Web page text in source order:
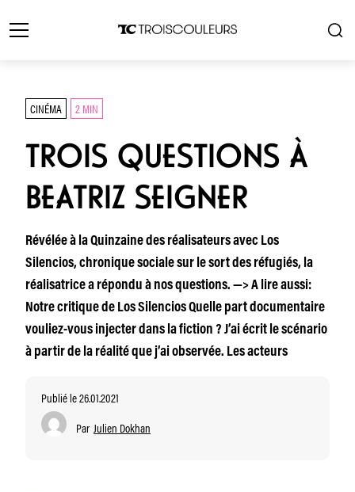
CINÉMA 2 MIN
TROIS QUESTIONS À
BEATRIZ SEIGNER
Révélée à la Quinzaine des réalisateurs avec Los
Silencios, chronique sociale sur le sort des réfugiés, la
réalisatrice a répondu à nos questions. —> A lire aussi:
Notre critique de Los Silencios Quelle part documentaire
vouliez-vous injecter dans la fiction ? J’ai écrit le scénario
à partir de la réalité que j’ai observée. Les acteurs
Publié le 26.01.2021
Par Julien Dokhan